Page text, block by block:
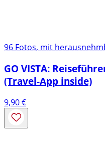
96 Fotos, mit
GO VISTA:
(Travel-App inside)
9,90€